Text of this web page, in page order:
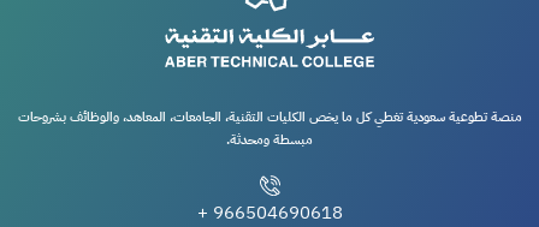
منصة تطوعية سعودية تغطي كل ما يخص الكليات التقنية، الجامعات، المعاهد، والوظائف بشروحات
مبسطة ومحدثة.
966504690618 +